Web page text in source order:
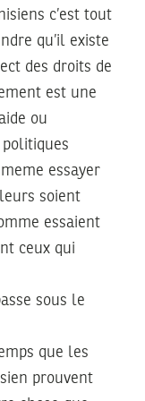
c’est tout
qu’il existe
des droits de
est une
ou
politiques
essayer
soient
essaient
ceux qui
sous le
que les
prouvent